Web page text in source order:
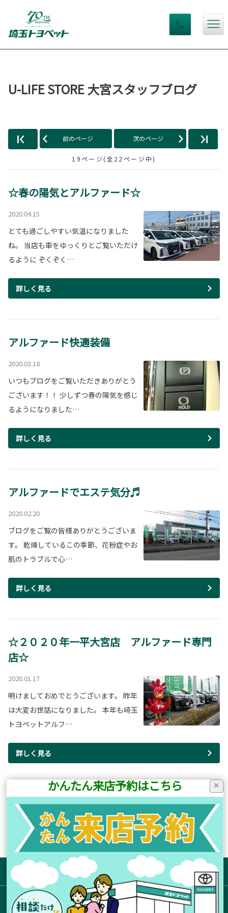
U-LIFE STORE 大宮スタッフブログ
前のページ 次のページ
19ページ(全22ページ中)
☆春の陽気とアルファード☆
2020.04.15
とても過ごしやすい気温になりました
ね。 当店も車をゆっくりとご覧いただけ
るように ぞくぞく…
詳しく見る
アルファード快適装備
2020.03.18
いつもブログをご覧いただきありがとう
ございます！！ 少しずつ春の陽気を感じ
るようになりました…
詳しく見る
アルファードでエステ気分♬
2020.02.20
ブログをご覧の皆様ありがとうございま
す。 乾燥しているこの季節、花粉症やお
肌のトラブルで心…
詳しく見る
☆２０２０年一平大宮店 アルファード専門
店☆
2020.01.17
明けましておめでとうございます。 昨年
は大変お世話になりました。 本年も埼玉
トヨペットアルフ…
詳しく見る
19ページ(全22ページ中)
前のページ 次のページ
サイトマップ
お店を探す
×
かんたん来店予約はこちら